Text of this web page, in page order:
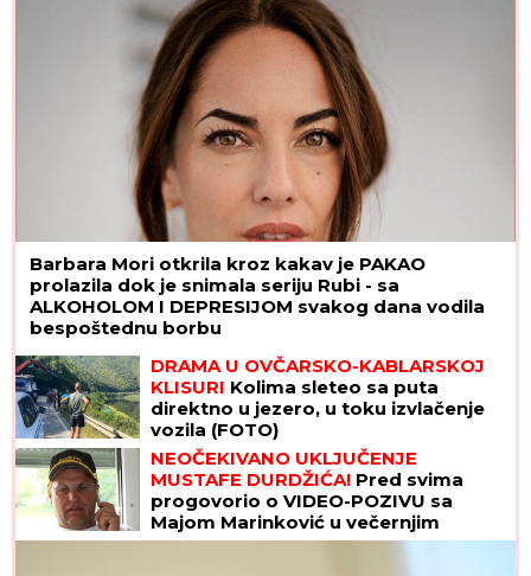
Barbara Mori otkrila kroz kakav je PAKAO
prolazila dok je snimala seriju Rubi - sa
ALKOHOLOM I DEPRESIJOM svakog dana vodila
bespoštednu borbu
DRAMA U OVČARSKO-KABLARSKOJ
KLISURI Kolima sleteo sa puta
direktno u jezero, u toku izvlačenje
vozila (FOTO)
NEOČEKIVANO UKLJUČENJE
MUSTAFE DURDŽIĆA! Pred svima
progovorio o VIDEO-POZIVU sa
Majom Marinković u večernjim
satima: "MEVLIDA JE LJUTA"